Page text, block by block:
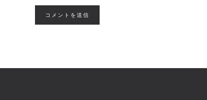
コメントを送信